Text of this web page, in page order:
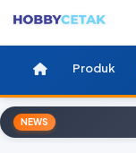
Produk
NEWS